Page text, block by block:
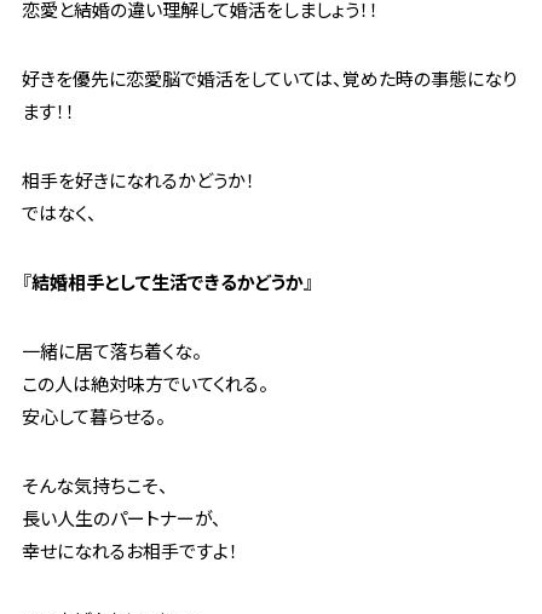
恋愛と結婚の違い理解して婚活をしましょう！！
好きを優先に恋愛脳で婚活をしていては、覚めた時の事態になり
ます！！
相手を好きになれるかどうか！
ではなく、
『結婚相手として生活できるかどうか』
一緒に居て落ち着くな。
この人は絶対味方でいてくれる。
安心して暮らせる。
そんな気持ちこそ、
長い人生のパートナーが、
幸せになれるお相手ですよ！